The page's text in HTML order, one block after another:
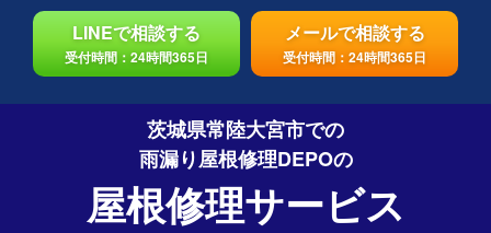
LINEで相談する
受付時間：24時間365日
メールで相談する
受付時間：24時間365日
茨城県常陸大宮市での
雨漏り屋根修理DEPOの
屋根修理サービス